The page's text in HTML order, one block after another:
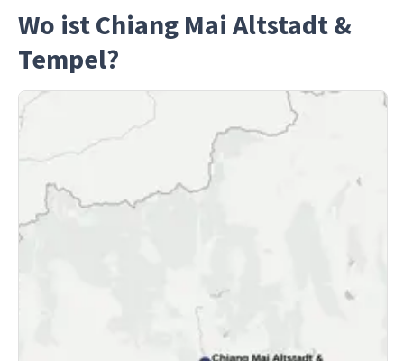
Wo ist Chiang Mai Altstadt &
Tempel?